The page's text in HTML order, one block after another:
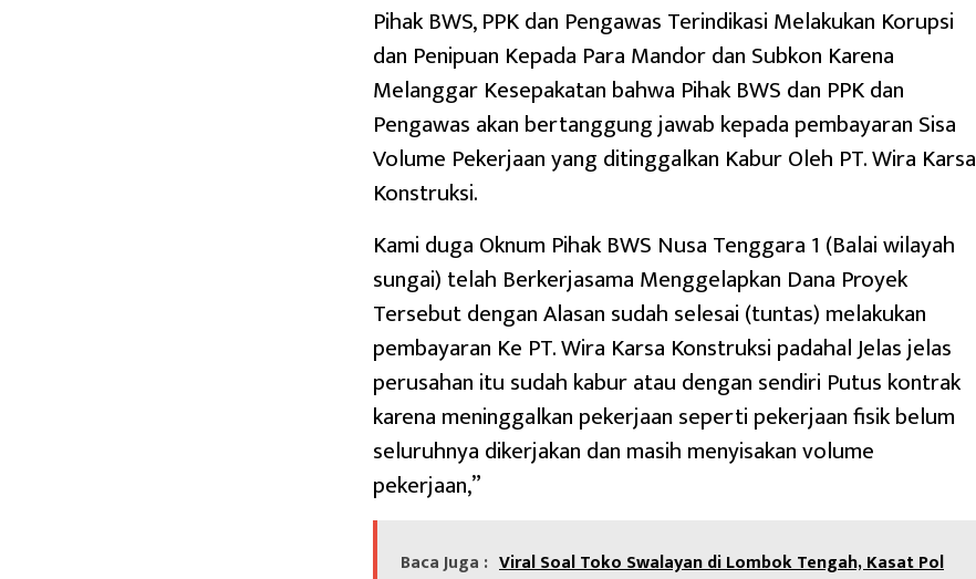
Pihak BWS, PPK dan Pengawas Terindikasi Melakukan Korupsi
dan Penipuan Kepada Para Mandor dan Subkon Karena
Melanggar Kesepakatan bahwa Pihak BWS dan PPK dan
Pengawas akan bertanggung jawab kepada pembayaran Sisa
Volume Pekerjaan yang ditinggalkan Kabur Oleh PT. Wira Karsa
Konstruksi.
Kami duga Oknum Pihak BWS Nusa Tenggara 1 (Balai wilayah
sungai) telah Berkerjasama Menggelapkan Dana Proyek
Tersebut dengan Alasan sudah selesai (tuntas) melakukan
pembayaran Ke PT. Wira Karsa Konstruksi padahal Jelas jelas
perusahan itu sudah kabur atau dengan sendiri Putus kontrak
karena meninggalkan pekerjaan seperti pekerjaan fisik belum
seluruhnya dikerjakan dan masih menyisakan volume
pekerjaan,”
Baca Juga : Viral Soal Toko Swalayan di Lombok Tengah, Kasat Pol